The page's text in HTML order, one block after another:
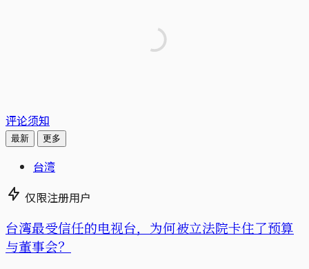
评论须知
最新 更多
台湾
仅限注册用户
台湾最受信任的电视台，为何被立法院卡住了预算
与董事会？